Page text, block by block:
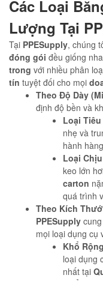
Các Loại
Lượng Tại
Tại PPESupply, chúng
đóng gói đều giống
trong với nhiều phân
tín tuyệt đối cho mọi
Theo Độ Dày
định độ bền và
Loại
nhẹ và
hành
Loại
keo lớn
carton
quá trình
Theo Kích
PPESupply
mọi loại dụng cụ
Khổ
loại dụng
nhất tại